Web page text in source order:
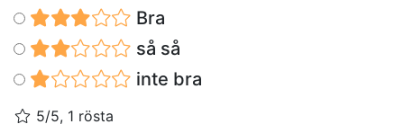
Bra
så så
inte bra
5/5, 1 rösta